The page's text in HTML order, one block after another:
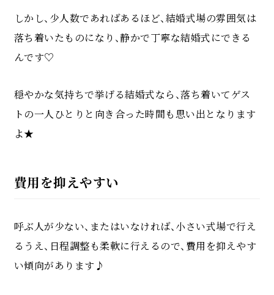
しかし、少人数であればあるほど、結婚式場の雰囲気は
落ち着いたものになり、静かで丁寧な結婚式にできる
んです♡
穏やかな気持ちで挙げる結婚式なら、落ち着いてゲス
トの一人ひとりと向き合った時間も思い出となります
よ★
費用を抑えやすい
呼ぶ人が少ない、またはいなければ、小さい式場で行え
るうえ、日程調整も柔軟に行えるので、費用を抑えやす
い傾向があります♪